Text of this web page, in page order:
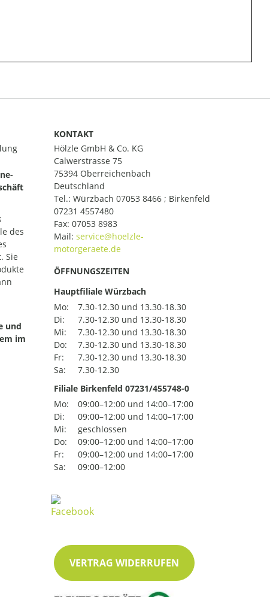
des
Sie
und
im
KONTAKT
Hölzle GmbH & Co. KG
Calwerstrasse 75
75394 Oberreichenbach
Deutschland
Tel.: Würzbach 07053 8466 ; Birkenfeld
07231 4557480
Fax: 07053 8983
Mail:
ÖFFNUNGSZEITEN
Hauptfiliale Würzbach
Mo:
7.30-12.30 und 13.30-18.30
Di:
7.30-12.30 und 13.30-18.30
Mi:
7.30-12.30 und 13.30-18.30
Do:
7.30-12.30 und 13.30-18.30
Fr:
7.30-12.30 und 13.30-18.30
Sa:
7.30-12.30
Filiale Birkenfeld 07231/455748-0
Mo:
09:00–12:00 und 14:00–17:00
Di:
09:00–12:00 und 14:00–17:00
Mi:
geschlossen
Do:
09:00–12:00 und 14:00–17:00
Fr:
09:00–12:00 und 14:00–17:00
Sa:
09:00–12:00
VERTRAG WIDERRUFEN